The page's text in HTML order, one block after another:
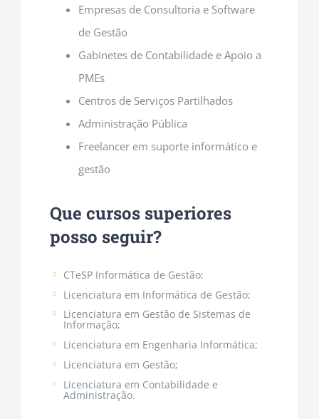
Empresas de Consultoria e Software
de Gestão
Gabinetes de Contabilidade e Apoio a
PMEs
Centros de Serviços Partilhados
Administração Pública
Freelancer em suporte informático e
gestão
Que cursos superiores
posso seguir?
CTeSP Informática de Gestão;
Licenciatura em Informática de Gestão;
Licenciatura em Gestão de Sistemas de
Informação;
Licenciatura em Engenharia Informática;
Licenciatura em Gestão;
Licenciatura em Contabilidade e
Administração.